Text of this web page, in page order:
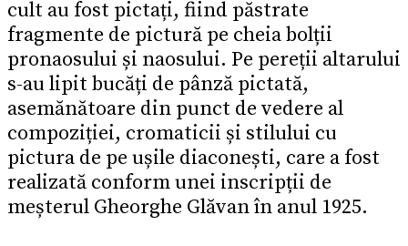
cult au fost pictați, fiind păstrate
fragmente de pictură pe cheia bolții
pronaosului și naosului. Pe pereții altarului
s-au lipit bucăți de pânză pictată,
asemănătoare din punct de vedere al
compoziției, cromaticii și stilului cu
pictura de pe ușile diaconești, care a fost
realizată conform unei inscripții de
meșterul Gheorghe Glăvan în anul 1925.